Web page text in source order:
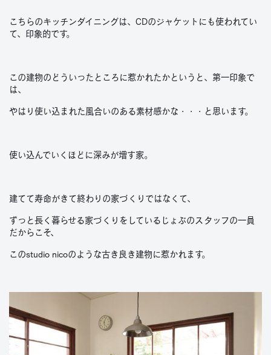
こちらのキッチンダイニングは、CDのジャケットにも使われてい
て、印象的です。
この建物のどういったところに惹かれたかというと、第一印象で
は、
やはり使い込まれた風合いのある素材感かな・・・と思います。
使い込んでいくほどに深みが増す家。
建てて寿命がきて終わりの家づくりではなくて、
ずっと長く暮らせる家づくりをしているじょぶのスタッフの一員
だからこそ、
このstudio nicoのような古き良き建物に惹かれます。